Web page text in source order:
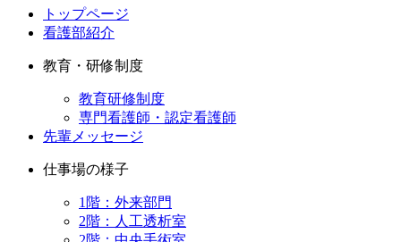
トップページ
看護部紹介
教育・研修制度
教育研修制度
専門看護師・認定看護師
先輩メッセージ
仕事場の様子
1階：外来部門
2階：人工透析室